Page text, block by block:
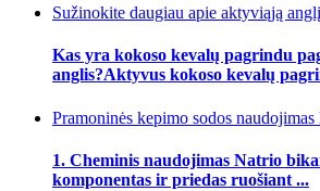
Sužinokite daugiau apie aktyviąją anglį
Kas yra kokoso kevalų pagrindu
anglis?Aktyvus kokoso kevalų
Pramoninės kepimo sodos
1. Cheminis naudojimas Natrio
komponentas ir priedas ruošiant ...